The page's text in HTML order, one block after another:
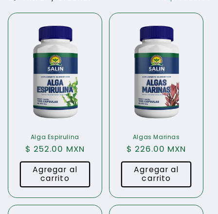
c
Alga Espirulina
Precio
habitual
$ 252.00 MXN
Agregar al
carrito
Algas Marinas
Precio
habitual
$ 226.00 MXN
Agregar al
carrito